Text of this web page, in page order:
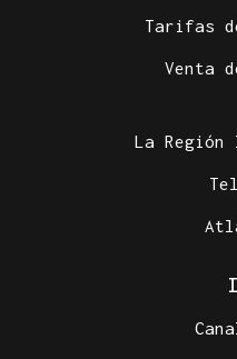
Tarifas
Venta
La